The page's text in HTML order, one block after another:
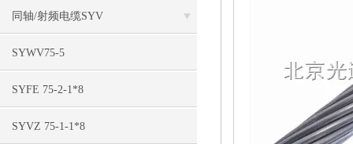
同轴/射频电缆SYV
SYWV75-5
SYFE 75-2-1*8
SYVZ 75-1-1*8